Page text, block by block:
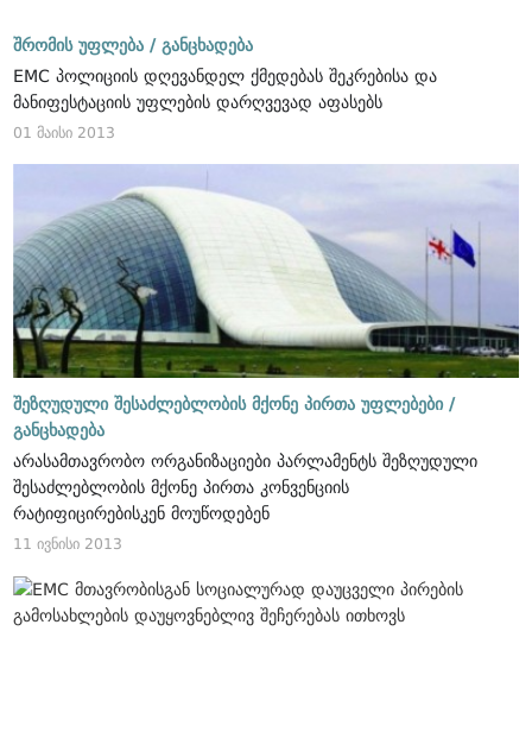
შრომის უფლება / განცხადება
EMC პოლიციის დღევანდელ ქმედებას შეკრებისა და
მანიფესტაციის უფლების დარღვევად აფასებს
01 მაისი 2013
შეზღუდული შესაძლებლობის მქონე პირთა უფლებები /
განცხადება
არასამთავრობო ორგანიზაციები პარლამენტს შეზღუდული
შესაძლებლობის მქონე პირთა კონვენციის
რატიფიცირებისკენ მოუწოდებენ
11 ივნისი 2013